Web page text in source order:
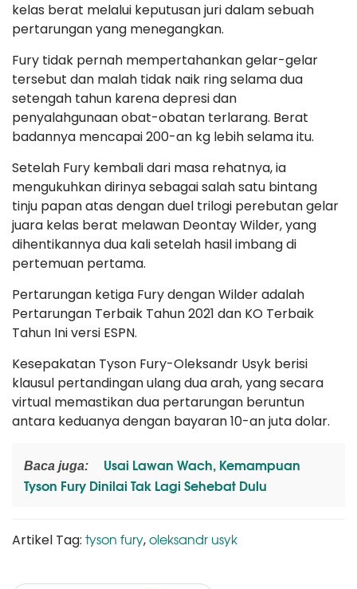
kelas berat melalui keputusan juri dalam sebuah
pertarungan yang menegangkan.
Fury tidak pernah mempertahankan gelar-gelar
tersebut dan malah tidak naik ring selama dua
setengah tahun karena depresi dan
penyalahgunaan obat-obatan terlarang. Berat
badannya mencapai 200-an kg lebih selama itu.
Setelah Fury kembali dari masa rehatnya, ia
mengukuhkan dirinya sebagai salah satu bintang
tinju papan atas dengan duel trilogi perebutan gelar
juara kelas berat melawan Deontay Wilder, yang
dihentikannya dua kali setelah hasil imbang di
pertemuan pertama.
Pertarungan ketiga Fury dengan Wilder adalah
Pertarungan Terbaik Tahun 2021 dan KO Terbaik
Tahun Ini versi ESPN.
Kesepakatan Tyson Fury-Oleksandr Usyk berisi
klausul pertandingan ulang dua arah, yang secara
virtual memastikan dua pertarungan beruntun
antara keduanya dengan bayaran 10-an juta dolar.
Baca juga:
Usai Lawan Wach, Kemampuan
Tyson Fury Dinilai Tak Lagi Sehebat Dulu
Artikel Tag: tyson fury,oleksandr usyk